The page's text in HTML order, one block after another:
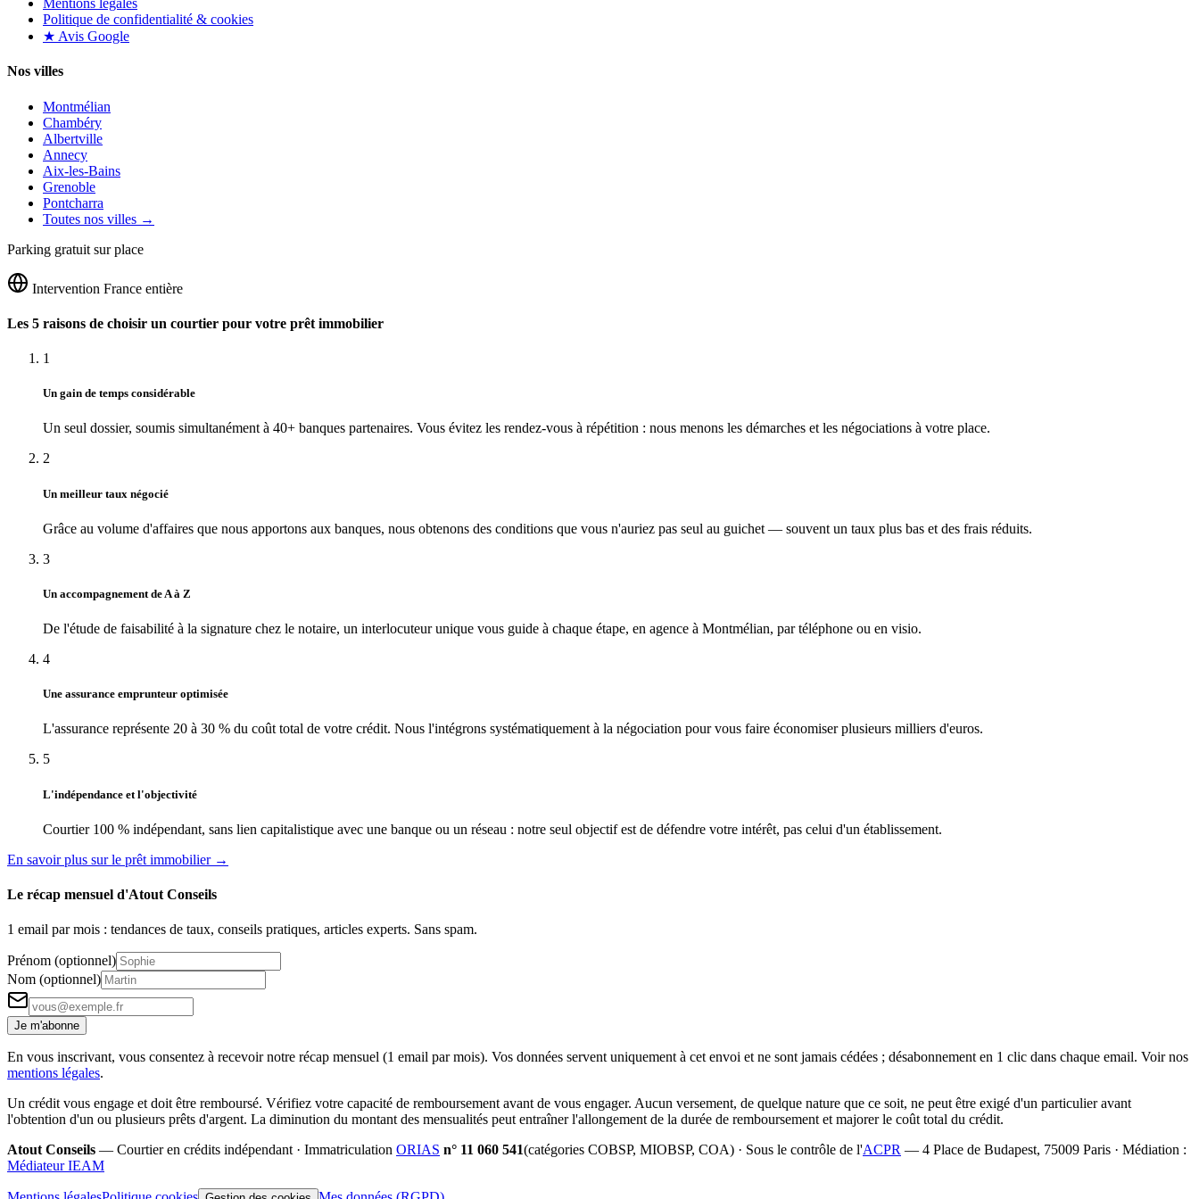
Mentions légales
Politique de confidentialité & cookies
★ Avis Google
Nos villes
Montmélian
Chambéry
Albertville
Annecy
Aix-les-Bains
Grenoble
Pontcharra
Toutes nos villes →
Parking gratuit sur place
Intervention France entière
Les 5 raisons de choisir un courtier pour votre prêt immobilier
1
Un gain de temps considérable
Un seul dossier, soumis simultanément à 40+ banques partenaires. Vous évitez les rendez-vous à répétition : nous menons les démarches et les négociations à votre place.
2
Un meilleur taux négocié
Grâce au volume d'affaires que nous apportons aux banques, nous obtenons des conditions que vous n'auriez pas seul au guichet — souvent un taux plus bas et des frais réduits.
3
Un accompagnement de A à Z
De l'étude de faisabilité à la signature chez le notaire, un interlocuteur unique vous guide à chaque étape, en agence à Montmélian, par téléphone ou en visio.
4
Une assurance emprunteur optimisée
L'assurance représente 20 à 30 % du coût total de votre crédit. Nous l'intégrons systématiquement à la négociation pour vous faire économiser plusieurs milliers d'euros.
5
L'indépendance et l'objectivité
Courtier 100 % indépendant, sans lien capitalistique avec une banque ou un réseau : notre seul objectif est de défendre votre intérêt, pas celui d'un établissement.
En savoir plus sur le prêt immobilier →
Le récap mensuel d'Atout Conseils
1 email par mois : tendances de taux, conseils pratiques, articles experts. Sans spam.
Prénom (optionnel)
Nom (optionnel)
Je m'abonne
En vous inscrivant, vous consentez à recevoir notre récap mensuel (1 email par mois). Vos données servent uniquement à cet envoi et ne sont jamais cédées ; désabonnement en 1 clic dans chaque email. Voir nos
mentions légales.
Un crédit vous engage et doit être remboursé. Vérifiez votre capacité de remboursement avant de vous engager. Aucun versement, de quelque nature que ce soit, ne peut être exigé d'un particulier avant
l'obtention d'un ou plusieurs prêts d'argent. La diminution du montant des mensualités peut entraîner l'allongement de la durée de remboursement et majorer le coût total du crédit.
Atout Conseils — Courtier en crédits indépendant · Immatriculation ORIAS n° 11 060 541(catégories COBSP, MIOBSP, COA) · Sous le contrôle de l'ACPR — 4 Place de Budapest, 75009 Paris · Médiation :
Médiateur IEAM